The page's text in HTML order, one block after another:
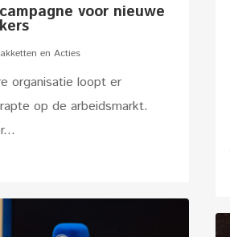
voor nieuwe
en Acties
organisatie loopt er
op de arbeidsmarkt.